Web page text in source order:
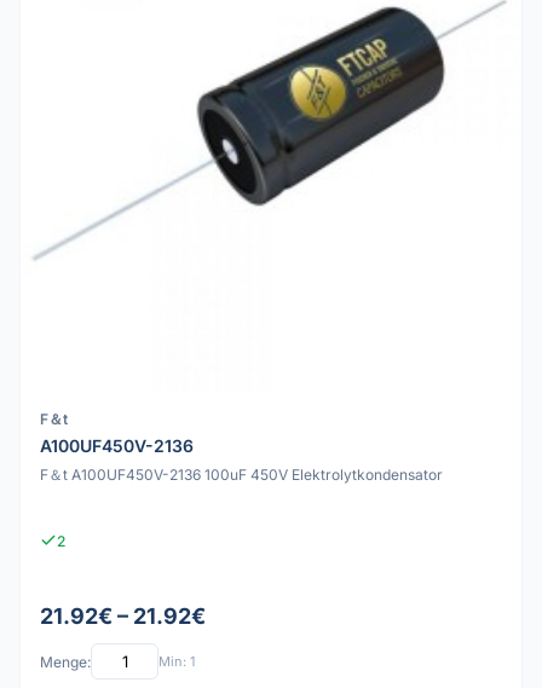
F＆t
A100UF450V-2136
F＆t A100UF450V-2136 100uF 450V Elektrolytkondensator
2
21.92€ – 21.92€
Menge: Min: 1